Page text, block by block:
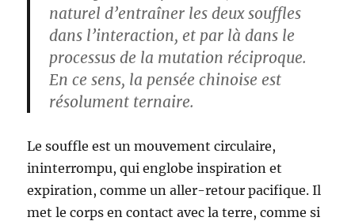
naturel d’entraîner les deux souffles
dans l’interaction, et par là dans le
processus de la mutation réciproque.
En ce sens, la pensée chinoise est
résolument ternaire.
Le souffle est un mouvement circulaire,
ininterrompu, qui englobe inspiration et
expiration, comme un aller-retour pacifique. Il
met le corps en contact avec la terre, comme si